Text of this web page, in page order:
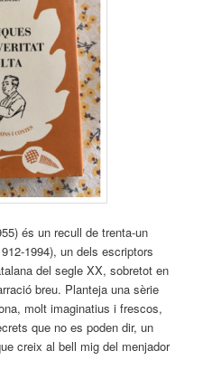
és un recull de trenta-un
1994), un dels escriptors
del segle XX, sobretot en
breu. Planteja una sèrie
molt imaginatius i frescos,
que no es poden dir, un
creix al bell mig del menjador